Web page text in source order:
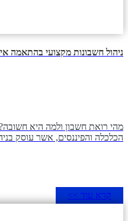
ניהול חשבונות מקצועי בהתאמה
מהי רואת חשבון ולמה היא
הכלכלה והפיננסים, אשר עוסק
קרא עוד >>